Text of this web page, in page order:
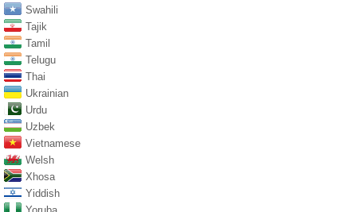
Swahili
Tajik
Tamil
Telugu
Thai
Ukrainian
Urdu
Uzbek
Vietnamese
Welsh
Xhosa
Yiddish